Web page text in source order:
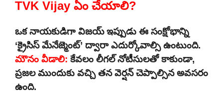
TVK Vijay ఏం చేయాలి?
ఒక నాయకుడిగా విజయ్ ఇప్పుడు ఈ సంక్షోభాన్ని
‘క్రైసిస్ మేనేజ్మెంట్’ ద్వారా ఎదుర్కోవాల్సి ఉంటుంది.
మౌనం వీడాలి: కేవలం లీగల్ నోటీసులతో కాకుండా,
ప్రజల ముందుకు వచ్చి తన వెర్షన్ చెప్పాల్సిన అవసరం
ఉంది.